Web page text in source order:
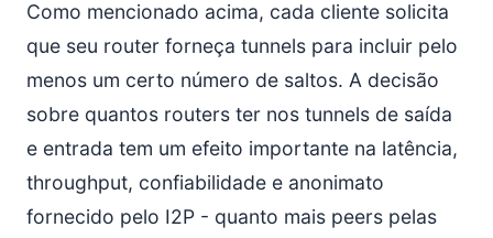
Como mencionado acima, cada cliente solicita
que seu router forneça tunnels para incluir pelo
menos um certo número de saltos. A decisão
sobre quantos routers ter nos tunnels de saída
e entrada tem um efeito importante na latência,
throughput, confiabilidade e anonimato
fornecido pelo I2P - quanto mais peers pelas